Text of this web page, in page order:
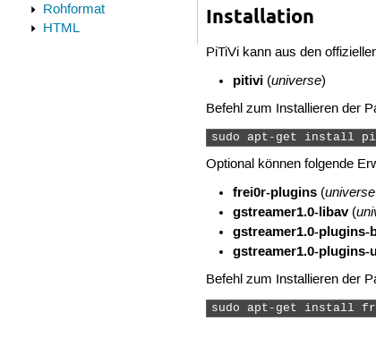
Rohformat
HTML
Installation
PiTiVi kann aus den
pitivi(universe)
Befehl zum Installieren der
sudo apt-get install
Optional können folgende
frei0r-plugins(universe
gstreamer1.0-libav(
gstreamer1.0-plugins-
gstreamer1.0-plugins-
Befehl zum Installieren der
sudo apt-get install